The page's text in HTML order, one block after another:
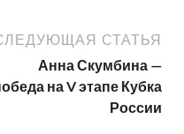
СТАТЬЯ
Анна Скумбина —
на V этапе Кубка
России